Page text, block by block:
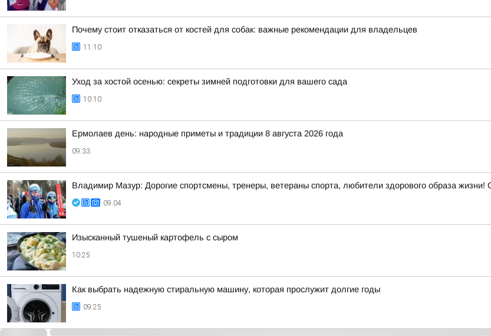
Почему стоит отказаться от костей для собак: важные рекомендации для владельцев
11:10
Уход за хостой осенью: секреты зимней подготовки для вашего сада
10:10
Ермолаев день: народные приметы и традиции 8 августа 2026 года
09:33
Владимир Мазур: Дорогие спортсмены, тренеры, ветераны спорта, любители здорового образа
09:04
Изысканный тушеный картофель с сыром
10:25
Как выбрать надежную стиральную машину, которая прослужит долгие годы
09:25